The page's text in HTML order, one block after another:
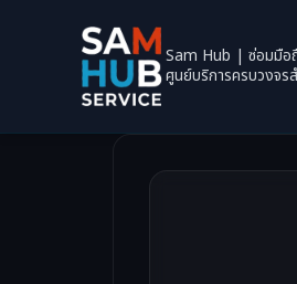
Sam Hub | ซ่อมมือ
ศูนย์บริการครบวงจ